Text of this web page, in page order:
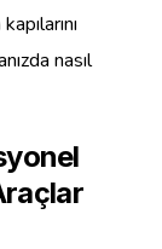
nasıl